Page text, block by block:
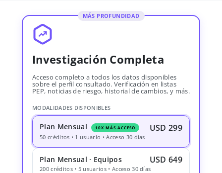
MÁS PROFUNDIDAD
Investigación Completa
Acceso completo a todos los datos disponibles
sobre el perfil consultado. Verificación en listas
PEP, noticias de riesgo, historial de cambios, y más.
MODALIDADES DISPONIBLES
Plan Mensual 10X MÁS ACCESO USD 299
50 créditos • 1 usuario • Acceso 30 días
Plan Mensual · Equipos USD 649
200 créditos • 5 usuarios • Acceso 30 días